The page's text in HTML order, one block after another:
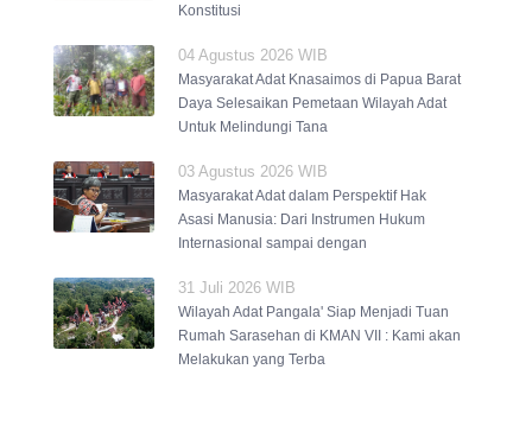
Konstitusi
04 Agustus 2026 WIB
Masyarakat Adat Knasaimos di Papua Barat
Daya Selesaikan Pemetaan Wilayah Adat
Untuk Melindungi Tana
03 Agustus 2026 WIB
Masyarakat Adat dalam Perspektif Hak
Asasi Manusia: Dari Instrumen Hukum
Internasional sampai dengan
31 Juli 2026 WIB
Wilayah Adat Pangala' Siap Menjadi Tuan
Rumah Sarasehan di KMAN VII : Kami akan
Melakukan yang Terba